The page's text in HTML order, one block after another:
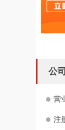
公
营
注